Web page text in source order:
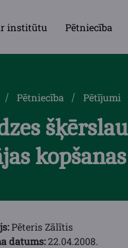
institūtu Pētniecība
Pētniecība Pētījumi
Pēteris Zālītis
datums:22.04.2008.